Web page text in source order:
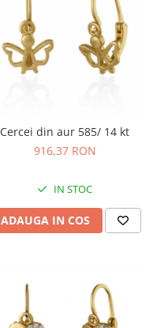
Cercei din aur 585/ 14 kt
916,37 RON
IN STOC
ADAUGA IN COS